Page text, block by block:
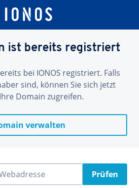
ist bereits registriert
bei IONOS registriert. Falls
sind, können Sie sich jetzt
Domain zugreifen.
verwalten
Prüfen